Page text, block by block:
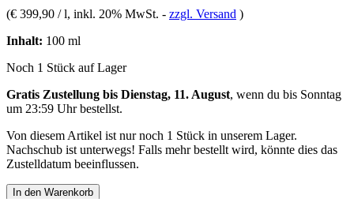
(€ 399,90 / l, inkl. 20% MwSt. - zzgl. Versand )
Inhalt: 100 ml
Noch 1 Stück auf Lager
Gratis Zustellung bis Dienstag, 11. August, wenn du bis Sonntag
um 23:59 Uhrbestellst.
Von diesem Artikel ist nur noch 1 Stück in unserem Lager.
Nachschub ist unterwegs! Falls mehr bestellt wird, könnte dies das
Zustelldatum beeinflussen.
In den Warenkorb